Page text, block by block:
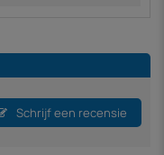
Schrijf een recensie